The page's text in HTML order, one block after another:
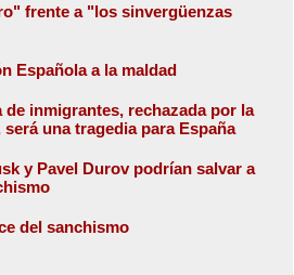
frente a "los sinvergüenzas
Española a la maldad
de inmigrantes, rechazada por la
una tragedia para España
y Pavel Durov podrían salvar a
del sanchismo